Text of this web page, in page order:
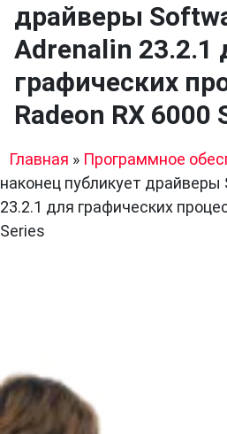
драйверы
Adrenalin 23.2.1
графических
Radeon RX 6000
Главная » Программное
наконец публикует
23.2.1 для графических
Series